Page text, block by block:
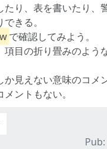
り、表を書いたり、
きる。
で確認してみよう。
項目の折り畳みのよう
か見えない意味のコメ
ントもない。